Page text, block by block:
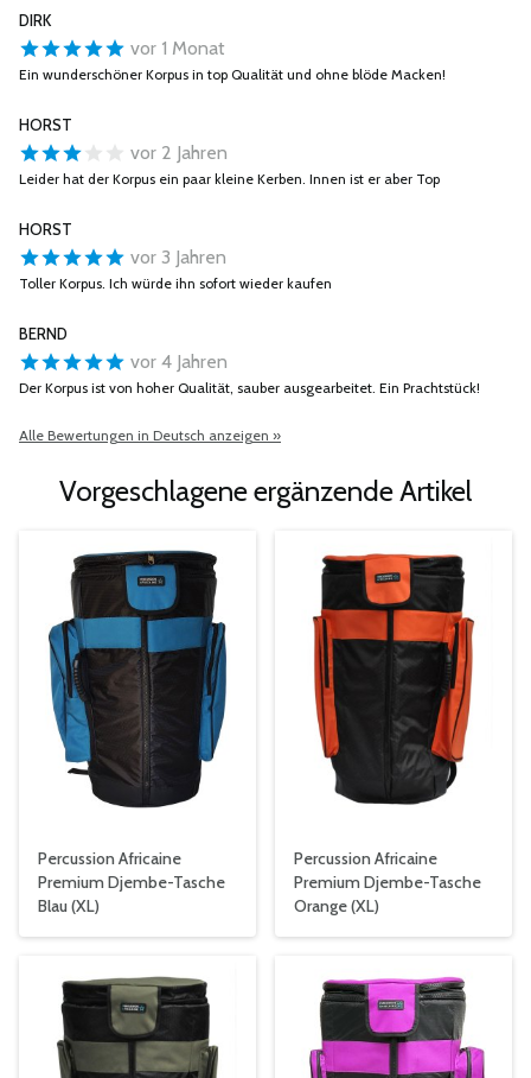
DIRK
vor 1 Monat
Ein wunderschöner Korpus in top Qualität und ohne blöde Macken!
HORST
vor 2 Jahren
Leider hat der Korpus ein paar kleine Kerben. Innen ist er aber Top
HORST
vor 3 Jahren
Toller Korpus. Ich würde ihn sofort wieder kaufen
BERND
vor 4 Jahren
Der Korpus ist von hoher Qualität, sauber ausgearbeitet. Ein Prachtstück!
Alle Bewertungen in Deutsch anzeigen »
Vorgeschlagene ergänzende Artikel
Percussion Africaine
Premium Djembe-Tasche
Blau (XL)
Percussion Africaine
Premium Djembe-Tasche
Orange (XL)